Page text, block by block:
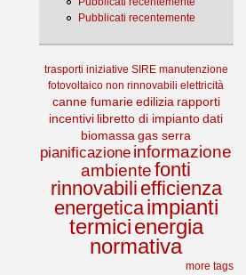
Pubblicati recentemente
trasporti iniziative SIRE manutenzione
fotovoltaico non rinnovabili elettricità
canne fumarie edilizia rapporti
incentivi libretto di impianto dati
biomassa gas serra
pianificazione informazione
ambiente fonti
rinnovabili efficienza
energeticaimpianti
termicienergia
normativa
more tags